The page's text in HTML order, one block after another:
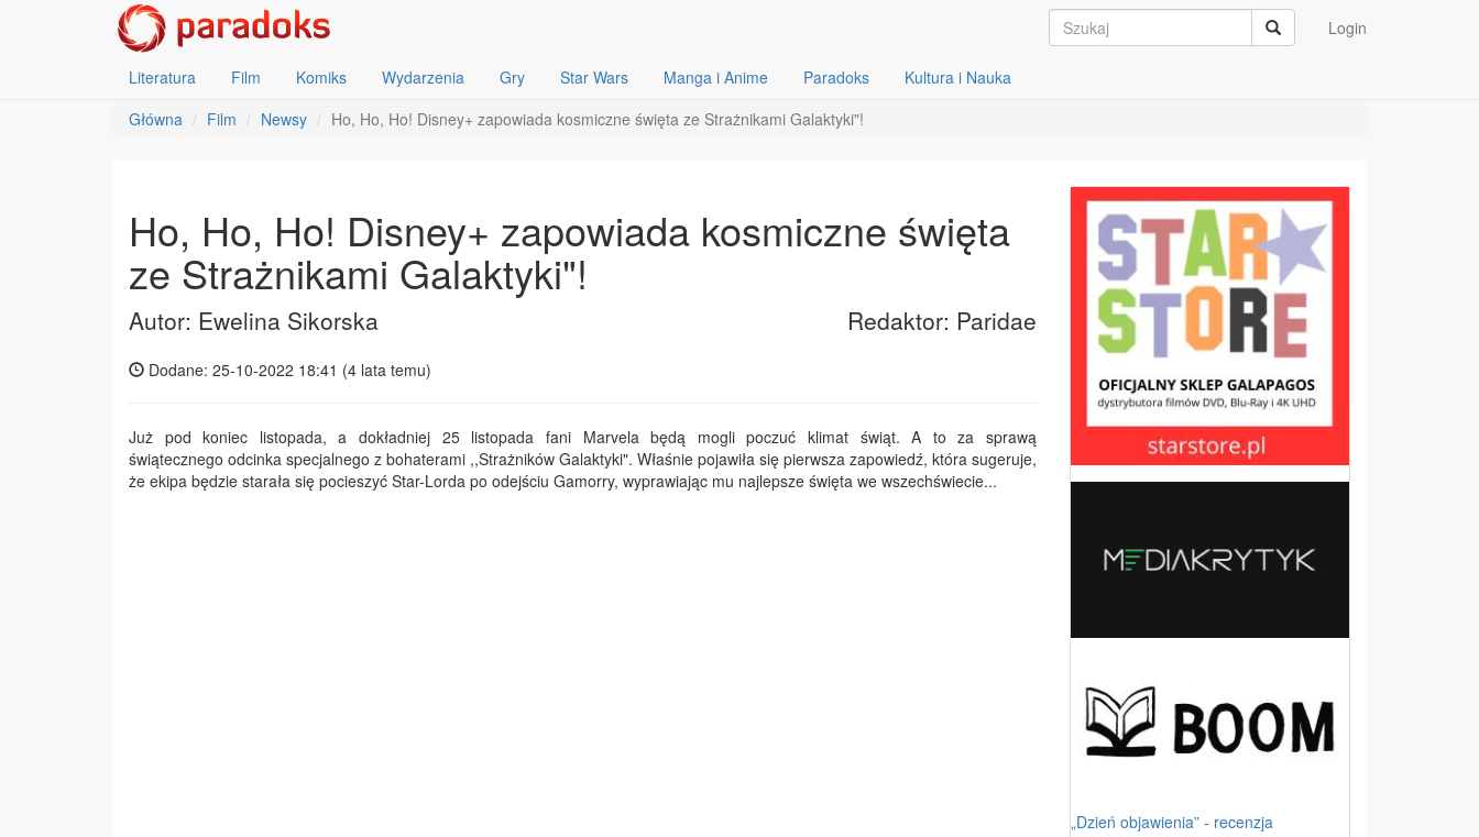
Login
Literatura Film Komiks Wydarzenia Gry Star Wars Manga i Anime Paradoks
Kultura i Nauka
Główna
Film Newsy Ho, Ho, Ho! Disney+ zapowiada kosmiczne święta ze Strażnikami Galaktyki"!
Ho, Ho, Ho! Disney+ zapowiada kosmiczne święta
ze Strażnikami Galaktyki"!
Autor: Ewelina Sikorska Redaktor: Paridae
Dodane: 25-10-2022 18:41 (4 lata temu)
Już pod koniec listopada, a dokładniej 25 listopada fani Marvela będą mogli poczuć klimat świąt. A to za sprawą
świątecznego odcinka specjalnego z bohaterami ,,Strażników Galaktyki". Właśnie pojawiła się pierwsza zapowiedź, która sugeruje,
że ekipa będzie starała się pocieszyć Star-Lorda po odejściu Gamorry, wyprawiając mu najlepsze święta we wszechświecie...
„Dzień objawienia” - recenzja